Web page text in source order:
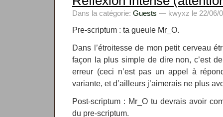
Dans la catégorie: Guests — kwyxz le 22/06/
Pre-scriptum : ta gueule Mr_O.
Dans l’étroitesse de mon petit cerveau
façon la plus simple de dire non, c’est
erreur (ceci n’est pas un appel à
variante, et d’ailleurs j’aimerais ne plus
Post-scriptum : Mr_O tu devrais avoir
du pre-scriptum.